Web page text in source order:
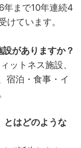
年まで10年連続4
ています。
がありますか？
ットネス施設、
宿泊・食事・イ
とはどのような